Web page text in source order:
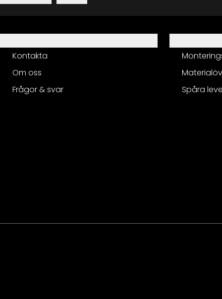
Kontakta
Om oss
Frågor & svar
Spåra